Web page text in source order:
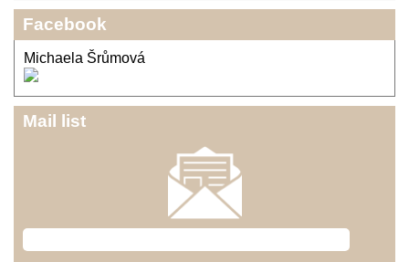
Facebook
Michaela Šrůmová
Mail list